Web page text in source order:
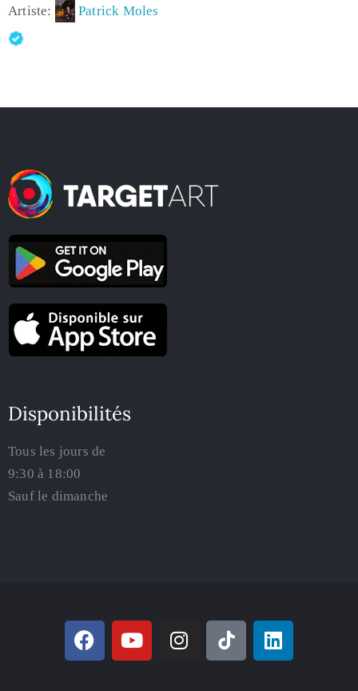
Artiste: Patrick Moles
Disponibilités
Tous les jours de
9:30 à 18:00
Sauf le dimanche